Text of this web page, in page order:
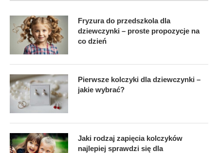
Fryzura do przedszkola dla
dziewczynki – proste propozycje na
co dzień
Pierwsze kolczyki dla dziewczynki –
jakie wybrać?
Jaki rodzaj zapięcia kolczyków
najlepiej sprawdzi się dla